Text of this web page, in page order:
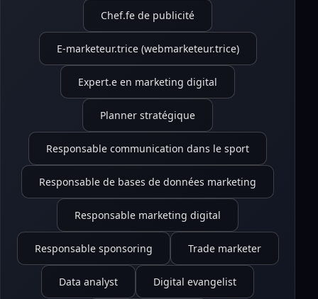
Chef.fe de publicité
E-marketeur.trice (webmarketeur.trice)
Expert.e en marketing digital
Planner stratégique
Responsable communication dans le sport
Responsable de bases de données marketing
Responsable marketing digital
Responsable sponsoring Trade marketer
Data analyst Digital evangelist